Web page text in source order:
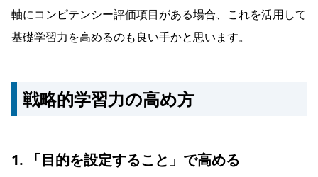
軸にコンピテンシー評価項目がある場合、これを活用して
基礎学習力を高めるのも良い手かと思います。
戦略的学習力の高め方
1. 「目的を設定すること」で高める